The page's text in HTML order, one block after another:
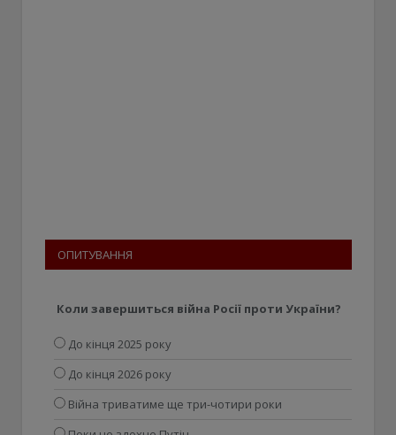
ОПИТУВАННЯ
Коли завершиться війна Росії проти України?
До кінця 2025 року
До кінця 2026 року
Війна триватиме ще три-чотири роки